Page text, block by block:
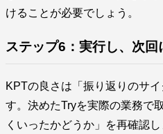
けることが必要でしょう。
ステップ6：実行し、次回
KPTの良さは「振り返りのサ
す。決めたTryを実際の業務で
くいったかどうか」を再確認し